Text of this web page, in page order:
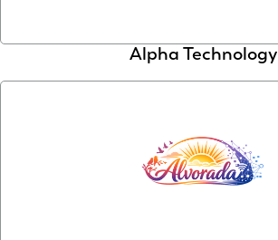
Alpha Technology